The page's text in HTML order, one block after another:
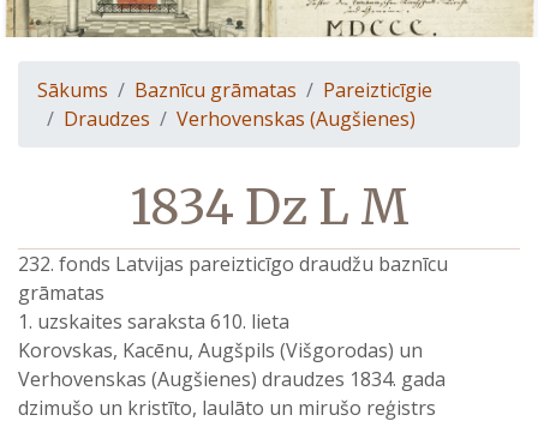
Sākums Baznīcu grāmatas
Pareizticīgie
Draudzes
Verhovenskas (Augšienes)
1834 Dz L M
232. fonds Latvijas pareizticīgo draudžu baznīcu
grāmatas
1. uzskaites saraksta 610. lieta
Korovskas, Kacēnu, Augšpils (Višgorodas) un
Verhovenskas (Augšienes) draudzes 1834. gada
dzimušo un kristīto, laulāto un mirušo reģistrs